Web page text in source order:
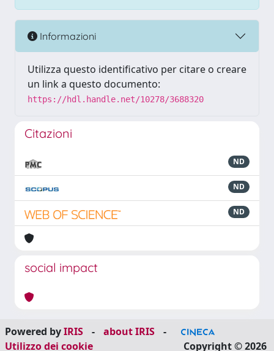
Informazioni
Utilizza questo identificativo per citare o creare
un link a questo documento:
https://hdl.handle.net/10278/3688320
Citazioni
ND
ND
ND
social impact
Powered byIRIS - about IRIS
-
Utilizzo dei cookie
Copyright © 2026